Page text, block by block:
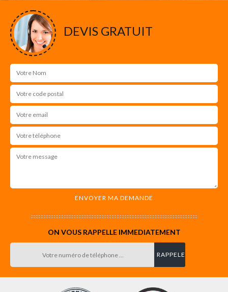
DEVIS GRATUIT
ON VOUS RAPPELLE IMMEDIATEMENT